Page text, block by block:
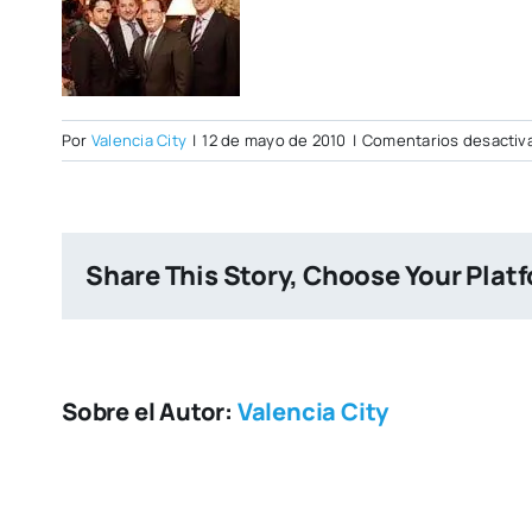
Por Valencia City | 12 de mayo de 2010 | Comentarios
Share This Story, Choose Your
Sobre el Autor: Valencia City